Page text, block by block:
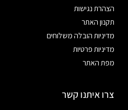
הצהרת נגישות
תקנון האתר
מדיניות הובלה משלוחים
מדיניות פרטיות
מפת האתר
צרו איתנו קשר